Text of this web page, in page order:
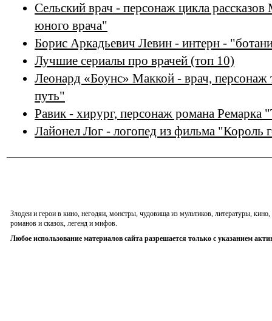
Сельский врач - персонаж цикла
юного врача"
Борис Аркадьевич Левин - интерн -
Лучшие сериалы про врачей (топ 10)
Леонард «Боунс» Маккой - врач, персонаж
путь"
Равик - хирург, персонаж романа Ремарка
Лайонел Лог - логопед из фильма "Король
Злодеи и герои в кино, негодяи, монстры, чудовища из мультиков, литературы,
романов и сказок, легенд и мифов.
Любое использование материалов сайта разрешается только с указанием